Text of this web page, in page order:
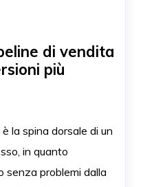
di vendita
più
la spina dorsale di un
in quanto
senza problemi dalla